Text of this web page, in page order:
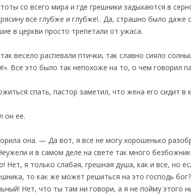
со всего мира и где грешники задыхаются в
все глубже и глубже!.. Да, страшно было даже
в церкви просто трепетали от ужаса.
весело распевали птички, так славно сияло
Все это было так непохоже на то, о чем говорил
спать, пастор заметил, что жена его сидит в
он ее.
она. — Да вот, я все не могу хорошенько
и в самом деле на свете так много
Нет, я только слабая, грешная душа, как и все, но
то как же может решиться на это господь
Нет, что ты там ни говори, а я не пойму этого